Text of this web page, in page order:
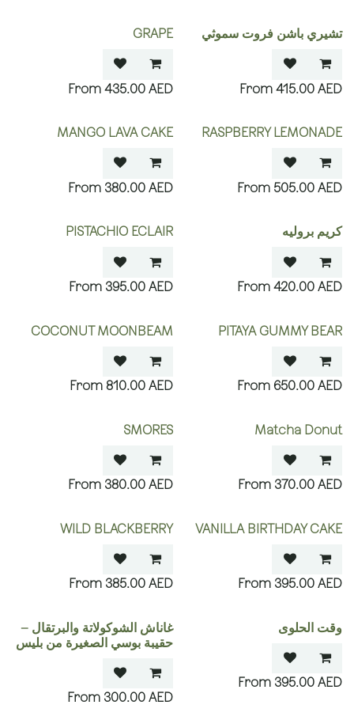
تشيري باشن فروت سموثي
415.00 AED
GRAPE
435.00 AED
RASPBERRY LEMONADE
505.00 AED
MANGO LAVA CAKE
380.00 AED
كريم بروليه
420.00 AED
PISTACHIO ECLAIR
395.00 AED
PITAYA GUMMY BEAR
650.00 AED
COCONUT MOONBEAM
810.00 AED
Matcha Donut
370.00 AED
SMORES
380.00 AED
VANILLA BIRTHDAY CAKE
395.00 AED
WILD BLACKBERRY
385.00 AED
وقت الحلوى
395.00 AED
غاناش الشوكولاتة والبرتقال –
حقيبة بوسي الصغيرة من بليس
300.00 AED